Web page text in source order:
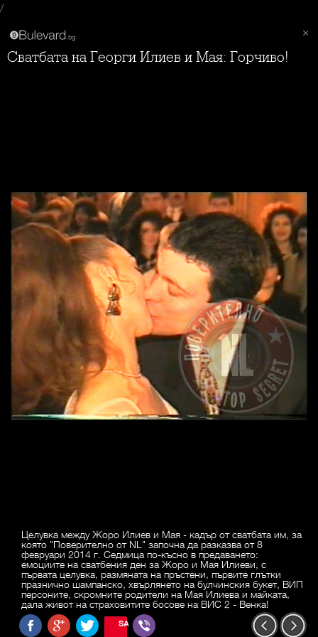
/
Сватбата на Георги Илиев и Мая: Горчиво!
Целувка между Жоро Илиев и Мая - кадър от сватбата им, за
която "Поверително от NL" започна да разказва от 8
февруари 2014 г. Седмица по-късно в предаването:
емоциите на сватбения ден за Жоро и Мая Илиеви, с
първата целувка, размяната на пръстени, първите глътки
празнично шампанско, хвърлянето на булчинския букет, ВИП
персоните, скромните родители на Мая Илиева и майката,
дала живот на страховитите босове на ВИС 2 - Венка!
SAVE